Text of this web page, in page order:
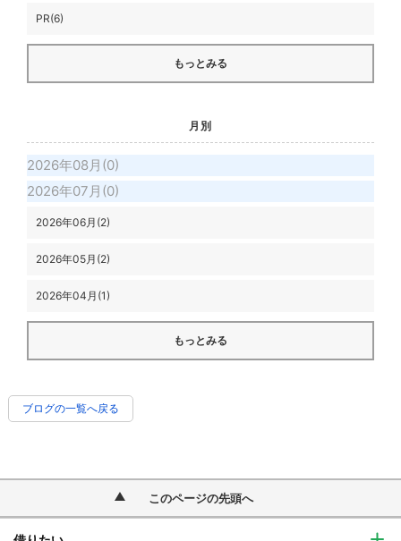
PR(6)
もっとみる
月別
2026年08月(0)
2026年07月(0)
2026年06月(2)
2026年05月(2)
2026年04月(1)
もっとみる
ブログの一覧へ戻る
このページの先頭へ